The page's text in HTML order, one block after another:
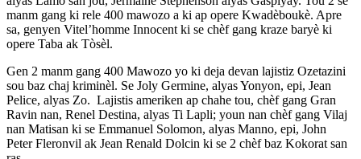
manm gang ki rele 400 mawozo a ki ap opere Kwadèboukè. Apre
sa, genyen Vitel’homme Innocent ki se chèf gang kraze baryè ki
opere Taba ak Tòsèl.
Gen 2 manm gang 400 Mawozo yo ki deja devan lajistiz Ozetazini
sou baz chaj kriminèl. Se Joly Germine, alyas Yonyon, epi, Jean
Pelice, alyas Zo. Lajistis ameriken ap chahe tou, chèf gang Gran
Ravin nan, Renel Destina, alyas Ti Lapli; youn nan chèf gang Vilaj
nan Matisan ki se Emmanuel Solomon, alyas Manno, epi, John
Peter Fleronvil ak Jean Renald Dolcin ki se 2 chèf baz Kokorat san